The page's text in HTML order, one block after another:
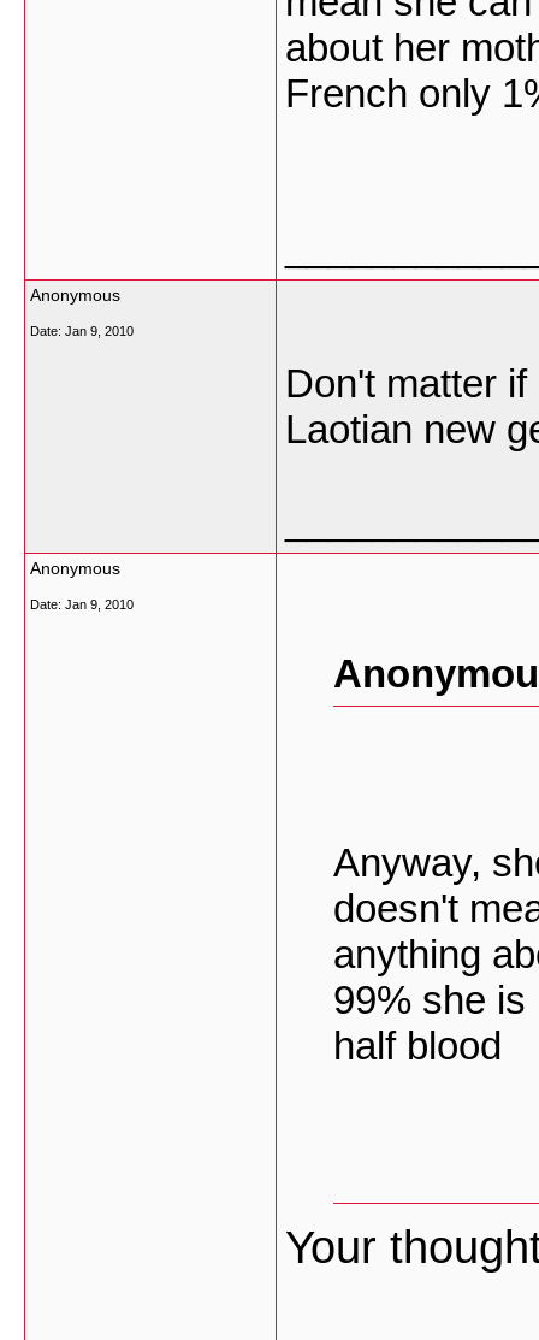
about her
French only
Anonymous
Date: Jan 9, 2010
Don't matter
Laotian new
Anonymous
Date: Jan 9, 2010
Anyway,
doesn't
anything
99% she is
half blood
Your